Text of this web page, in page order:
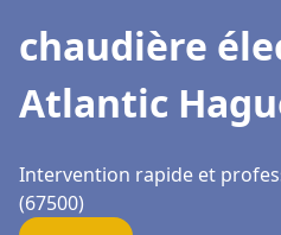
chaudière
Atlantic
Intervention rapide et
(67500)